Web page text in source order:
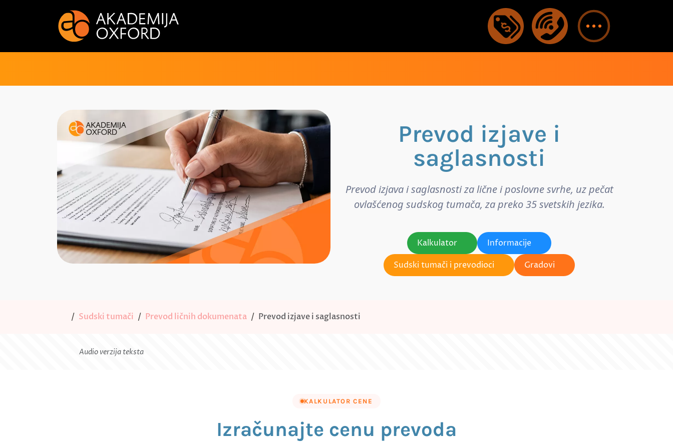
Prevod izjave i
saglasnosti
Prevod izjava i saglasnosti za lične i poslovne svrhe, uz pečat
ovlašćenog sudskog tumača, za preko 35 svetskih jezika.
Kalkulator
Informacije
Sudski tumači i prevodioci
Gradovi
Sudski tumači Prevod ličnih dokumenata Prevod izjave i saglasnosti
Audio verzija teksta
KALKULATOR CENE
Izračunajte cenu prevoda